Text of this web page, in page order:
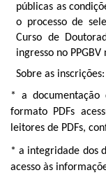
públicas as
o processo de
Curso de
ingresso no
Sobre as inscrições:
* a documentação
formato PDFs
leitores de PDFs,
* a integridade dos
acesso às